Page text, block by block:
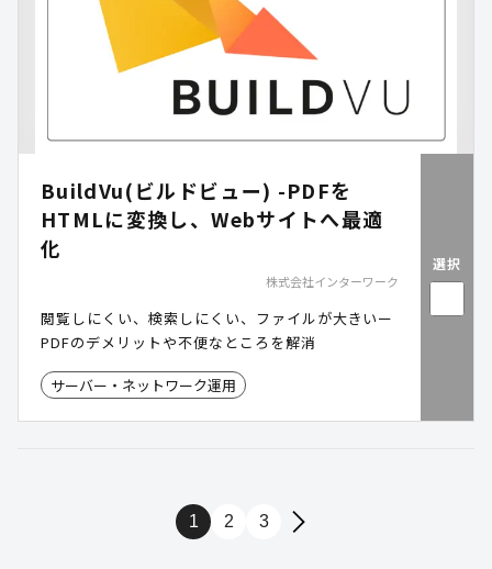
BuildVu(ビルドビュー) -PDFを
HTMLに変換し、Webサイトへ最適
化
株式会社インターワーク
閲覧しにくい、検索しにくい、ファイルが大きいー
PDFのデメリットや不便なところを解消
サーバー・ネットワーク運用
選択
1 2 3